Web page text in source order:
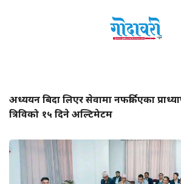
अध्ययन बिदा लिएर सेवामा नफर्किएका
त्रिविको १५ दिने अल्टिमेटम